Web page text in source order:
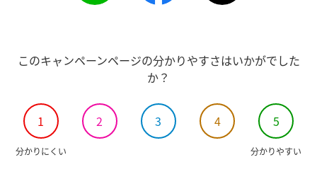
このキャンペーンページの分かりやすさはいかがでした
か？
1 2 3 4 5
分かりにくい 分かりやすい